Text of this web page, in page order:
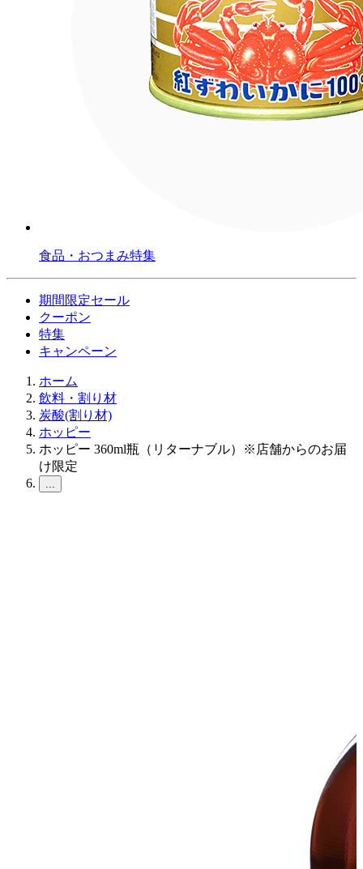
食品・おつまみ特集
期間限定セール
クーポン
特集
キャンペーン
ホーム
飲料・割り材
炭酸(割り材)
ホッピー
ホッピー 360ml瓶（リターナブル）※店舗からのお届
け限定
...